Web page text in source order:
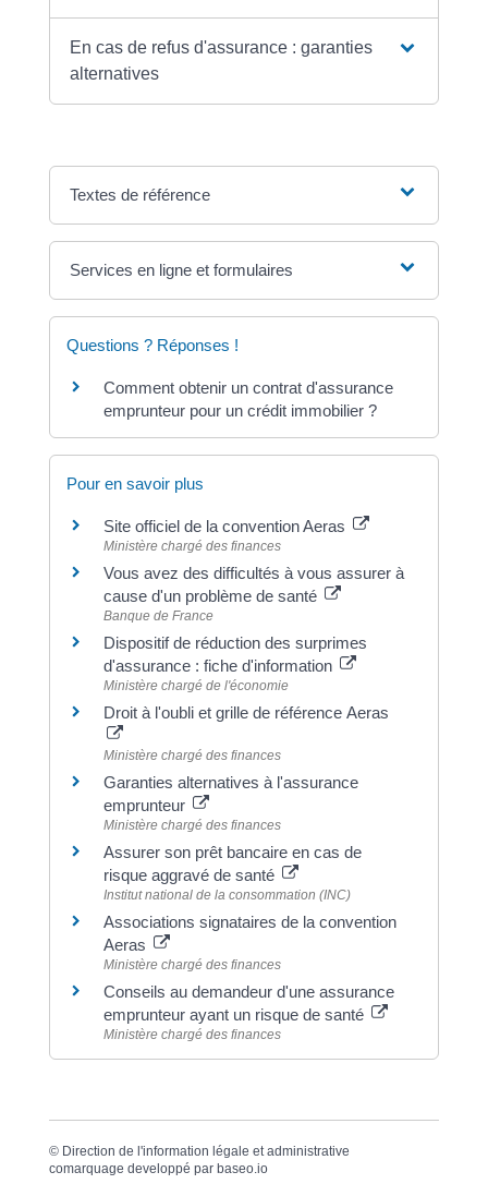
En cas de refus d'assurance : garanties
alternatives
Textes de référence
Services en ligne et formulaires
Questions ? Réponses !
Comment obtenir un contrat d'assurance
emprunteur pour un crédit immobilier ?
Pour en savoir plus
Site officiel de la convention Aeras
Ministère chargé des finances
Vous avez des difficultés à vous assurer à
cause d'un problème de santé
Banque de France
Dispositif de réduction des surprimes
d'assurance : fiche d'information
Ministère chargé de l'économie
Droit à l'oubli et grille de référence Aeras
Ministère chargé des finances
Garanties alternatives à l'assurance
emprunteur
Ministère chargé des finances
Assurer son prêt bancaire en cas de
risque aggravé de santé
Institut national de la consommation (INC)
Associations signataires de la convention
Aeras
Ministère chargé des finances
Conseils au demandeur d'une assurance
emprunteur ayant un risque de santé
Ministère chargé des finances
© Direction de l'information légale et administrative
comarquage developpé par baseo.io